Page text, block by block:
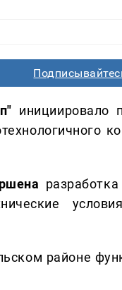
инициировало
районе